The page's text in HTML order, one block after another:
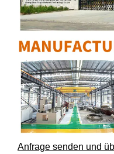
Anfrage senden und